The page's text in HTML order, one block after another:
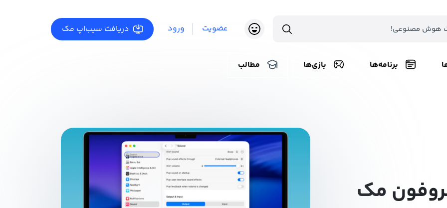
عضویت ورود دریافت سیب‌اپ مک
برنامه‌ها بازی‌ها مطالب
مک